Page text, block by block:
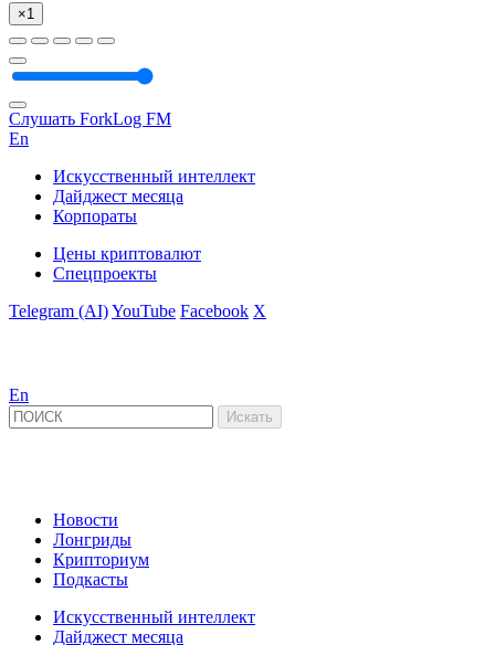
×1
Слушать ForkLog FM
En
Искусственный интеллект
Дайджест месяца
Корпораты
Цены криптовалют
Спецпроекты
Telegram (AI)YouTube Facebook X
En
Новости
Лонгриды
Крипториум
Подкасты
Искусственный интеллект
Дайджест месяца